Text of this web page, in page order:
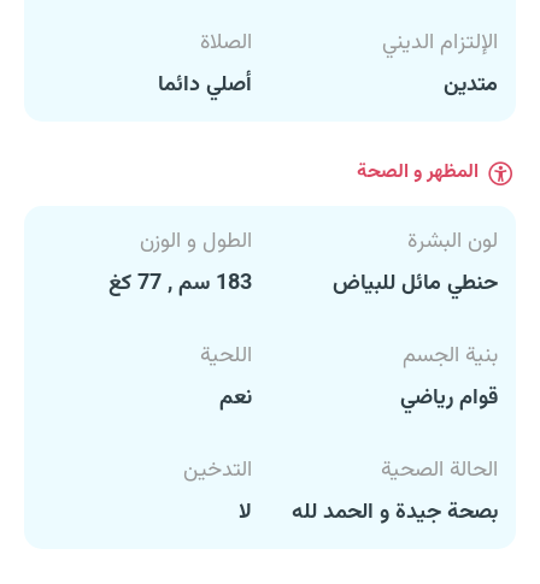
الإلتزام الديني
متدين
الصلاة
أصلي دائما
المظهر و الصحة
لون البشرة
حنطي مائل للبياض
الطول و الوزن
183 سم , 77 كغ
بنية الجسم
قوام رياضي
اللحية
نعم
الحالة الصحية
بصحة جيدة و الحمد لله
التدخين
لا